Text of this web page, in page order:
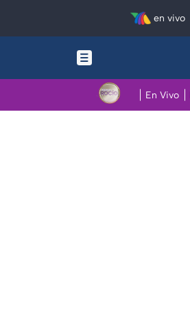
en vivo
En Vivo